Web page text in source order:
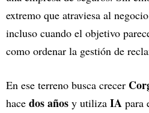
extremo que atraviesa al
incluso cuando el objetivo
como ordenar la gestión de
En ese terreno busca crecer
hace dos años y utiliza IA para